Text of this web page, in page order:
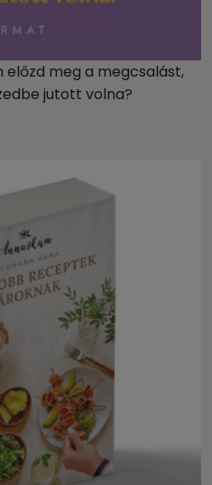
előzd meg a megcsalást,
jutott volna?